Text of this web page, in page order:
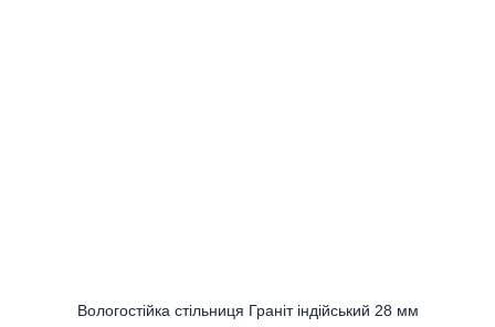
Вологостійка стільниця Граніт індійський 28 мм